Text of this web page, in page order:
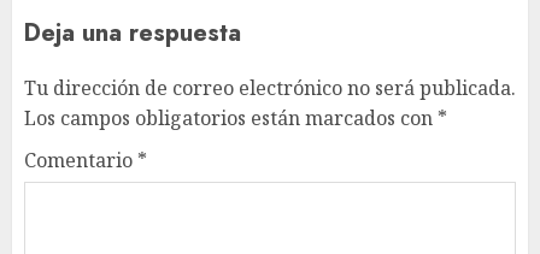
Deja una respuesta
Tu dirección de correo electrónico no será publicada.
Los campos obligatorios están marcados con *
Comentario *